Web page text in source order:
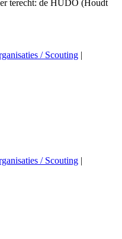
terecht: de HUDO (Houdt
/ Scouting |
/ Scouting |